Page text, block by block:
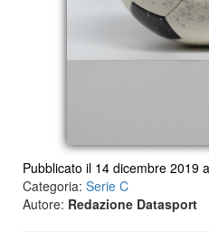
Pubblicato il 14 dicembre 2019
Categoria: Serie C
Autore: Redazione Datasport